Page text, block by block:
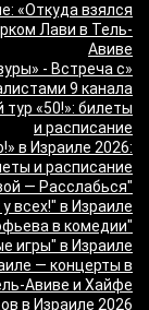
«Откуда взялся
Лави в Тель-
Авиве
- Встреча с
9 канала
«50!»: билеты
и расписание
в Израиле 2026:
и расписание
— Расслабься
у всех!" в Израиле
в комедии
игры" в Израиле
— концерты в
Авиве и Хайфе
в Израиле 2026